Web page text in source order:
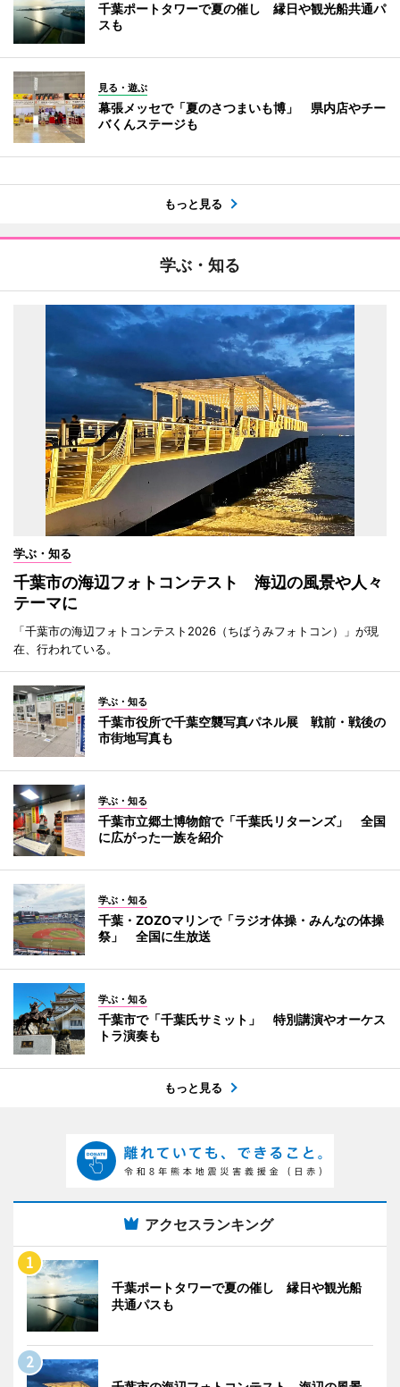
千葉ポートタワーで夏の催し 縁日や観光船共通パ
スも
見る・遊ぶ
幕張メッセで「夏のさつまいも博」 県内店やチー
バくんステージも
もっと見る
学ぶ・知る
学ぶ・知る
千葉市の海辺フォトコンテスト 海辺の風景や人々
テーマに
「千葉市の海辺フォトコンテスト2026（ちばうみフォトコン）」が現
在、行われている。
学ぶ・知る
千葉市役所で千葉空襲写真パネル展 戦前・戦後の
市街地写真も
学ぶ・知る
千葉市立郷土博物館で「千葉氏リターンズ」 全国
に広がった一族を紹介
学ぶ・知る
千葉・ZOZOマリンで「ラジオ体操・みんなの体操
祭」 全国に生放送
学ぶ・知る
千葉市で「千葉氏サミット」 特別講演やオーケス
トラ演奏も
もっと見る
アクセスランキング
千葉ポートタワーで夏の催し 縁日や観光船
共通パスも